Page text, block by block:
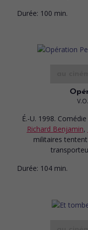
Durée: 100 min.
É.-U. 1998.
Richard Benjamin,
militaires
Durée: 104 min.